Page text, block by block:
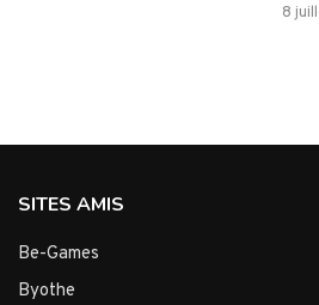
8
SITES AMIS
Be-Games
Byothe